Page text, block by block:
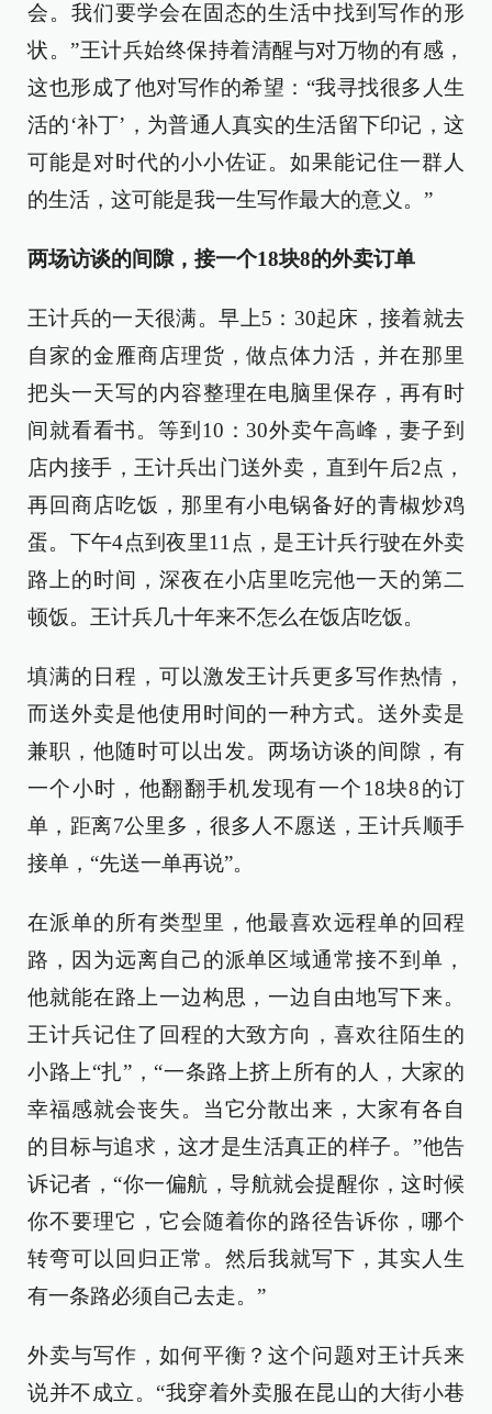
会。我们要学会在固态的生活中找到写作的形
状。”王计兵始终保持着清醒与对万物的有感，
这也形成了他对写作的希望：“我寻找很多人生
活的‘补丁’，为普通人真实的生活留下印记，这
可能是对时代的小小佐证。如果能记住一群人
的生活，这可能是我一生写作最大的意义。”
两场访谈的间隙，接一个18块8的外卖订单
王计兵的一天很满。早上5：30起床，接着就去
自家的金雁商店理货，做点体力活，并在那里
把头一天写的内容整理在电脑里保存，再有时
间就看看书。等到10：30外卖午高峰，妻子到
店内接手，王计兵出门送外卖，直到午后2点，
再回商店吃饭，那里有小电锅备好的青椒炒鸡
蛋。下午4点到夜里11点，是王计兵行驶在外卖
路上的时间，深夜在小店里吃完他一天的第二
顿饭。王计兵几十年来不怎么在饭店吃饭。
填满的日程，可以激发王计兵更多写作热情，
而送外卖是他使用时间的一种方式。送外卖是
兼职，他随时可以出发。两场访谈的间隙，有
一个小时，他翻翻手机发现有一个18块8的订
单，距离7公里多，很多人不愿送，王计兵顺手
接单，“先送一单再说”。
在派单的所有类型里，他最喜欢远程单的回程
路，因为远离自己的派单区域通常接不到单，
他就能在路上一边构思，一边自由地写下来。
王计兵记住了回程的大致方向，喜欢往陌生的
小路上“扎”，“一条路上挤上所有的人，大家的
幸福感就会丧失。当它分散出来，大家有各自
的目标与追求，这才是生活真正的样子。”他告
诉记者，“你一偏航，导航就会提醒你，这时候
你不要理它，它会随着你的路径告诉你，哪个
转弯可以回归正常。然后我就写下，其实人生
有一条路必须自己去走。”
外卖与写作，如何平衡？这个问题对王计兵来
说并不成立。“我穿着外卖服在昆山的大街小巷